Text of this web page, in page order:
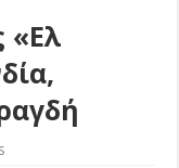
«Ελ